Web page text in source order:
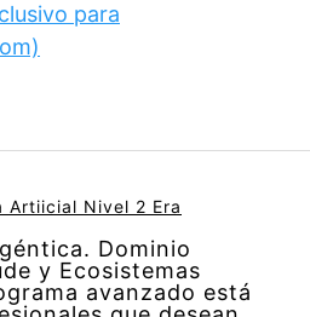
para
Artiicial Nivel 2 Era
Dominio
y Ecosistemas
avanzado está